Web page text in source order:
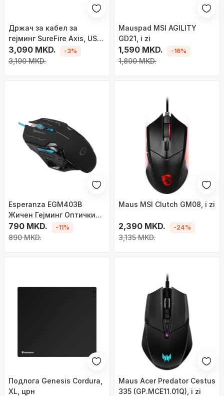
Држач за кабел за
гејминг SureFire Axis, USB
3.2 хаб, RGB, црна
3,090 MKD.
3,190 MKD.
-3%
Mauspad MSI AGILITY
GD21, i zi
1,590 MKD.
1,890 MKD.
-16%
Esperanza EGM403B
Жичен Гејминг Оптички
Глушец, Мултибоен
790 MKD.
890 MKD.
-11%
Maus MSI Clutch GM08, i zi
2,390 MKD.
3,135 MKD.
-24%
Подлога Genesis Cordura,
XL, црн
Maus Acer Predator Cestus
335 (GP.MCE11.01Q), i zi